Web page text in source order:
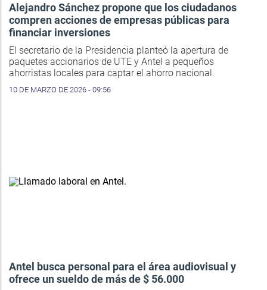
Alejandro Sánchez propone que los ciudadanos
compren acciones de empresas públicas para
financiar inversiones
El secretario de la Presidencia planteó la apertura de
paquetes accionarios de UTE y Antel a pequeños
ahorristas locales para captar el ahorro nacional.
10 DE MARZO DE 2026 - 09:56
Antel busca personal para el área audiovisual y
ofrece un sueldo de más de $ 56.000